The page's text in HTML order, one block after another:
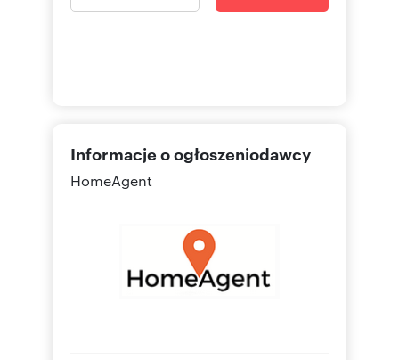
Informacje o ogłoszeniodawcy
HomeAgent